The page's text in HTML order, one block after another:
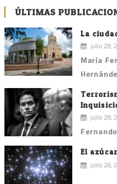
ÚLTIMAS
La
julio 28,
María
julio 28,
El
julio 28,